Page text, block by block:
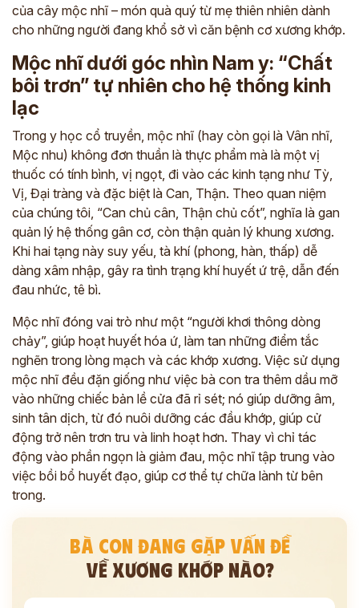
của cây mộc nhĩ – món quà quý từ mẹ thiên nhiên dành
cho những người đang khổ sở vì căn bệnh cơ xương khớp.
Mộc nhĩ dưới góc nhìn Nam y: “Chất
bôi trơn” tự nhiên cho hệ thống kinh
lạc
Trong y học cổ truyền, mộc nhĩ (hay còn gọi là Vân nhĩ,
Mộc nhu) không đơn thuần là thực phẩm mà là một vị
thuốc có tính bình, vị ngọt, đi vào các kinh tạng như Tỳ,
Vị, Đại tràng và đặc biệt là Can, Thận. Theo quan niệm
của chúng tôi, “Can chủ cân, Thận chủ cốt”, nghĩa là gan
quản lý hệ thống gân cơ, còn thận quản lý khung xương.
Khi hai tạng này suy yếu, tà khí (phong, hàn, thấp) dễ
dàng xâm nhập, gây ra tình trạng khí huyết ứ trệ, dẫn đến
đau nhức, tê bì.
Mộc nhĩ đóng vai trò như một “người khơi thông dòng
chảy”, giúp hoạt huyết hóa ứ, làm tan những điểm tắc
nghẽn trong lòng mạch và các khớp xương. Việc sử dụng
mộc nhĩ đều đặn giống như việc bà con tra thêm dầu mỡ
vào những chiếc bản lề cửa đã rỉ sét; nó giúp dưỡng âm,
sinh tân dịch, từ đó nuôi dưỡng các đầu khớp, giúp cử
động trở nên trơn tru và linh hoạt hơn. Thay vì chỉ tác
động vào phần ngọn là giảm đau, mộc nhĩ tập trung vào
việc bồi bổ huyết đạo, giúp cơ thể tự chữa lành từ bên
trong.
BÀ CON ĐANG GẶP VẤN ĐỀ
VỀ XƯƠNG KHỚP NÀO?